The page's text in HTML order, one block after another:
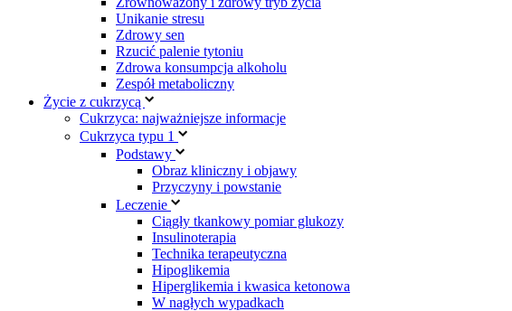
Unikanie stresu
Zdrowy sen
Rzucić palenie tytoniu
Zdrowa konsumpcja alkoholu
Zespół metaboliczny
Życie z cukrzycą
Cukrzyca: najważniejsze informacje
Cukrzyca typu 1
Podstawy
Obraz kliniczny i objawy
Przyczyny i powstanie
Leczenie
Ciągły tkankowy pomiar glukozy
Insulinoterapia
Technika terapeutyczna
Hipoglikemia
Hiperglikemia i kwasica ketonowa
W nagłych wypadkach